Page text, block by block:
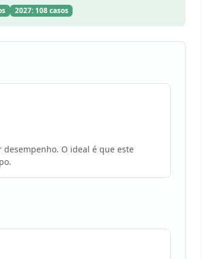
2027: 108 casos
O ideal é que este